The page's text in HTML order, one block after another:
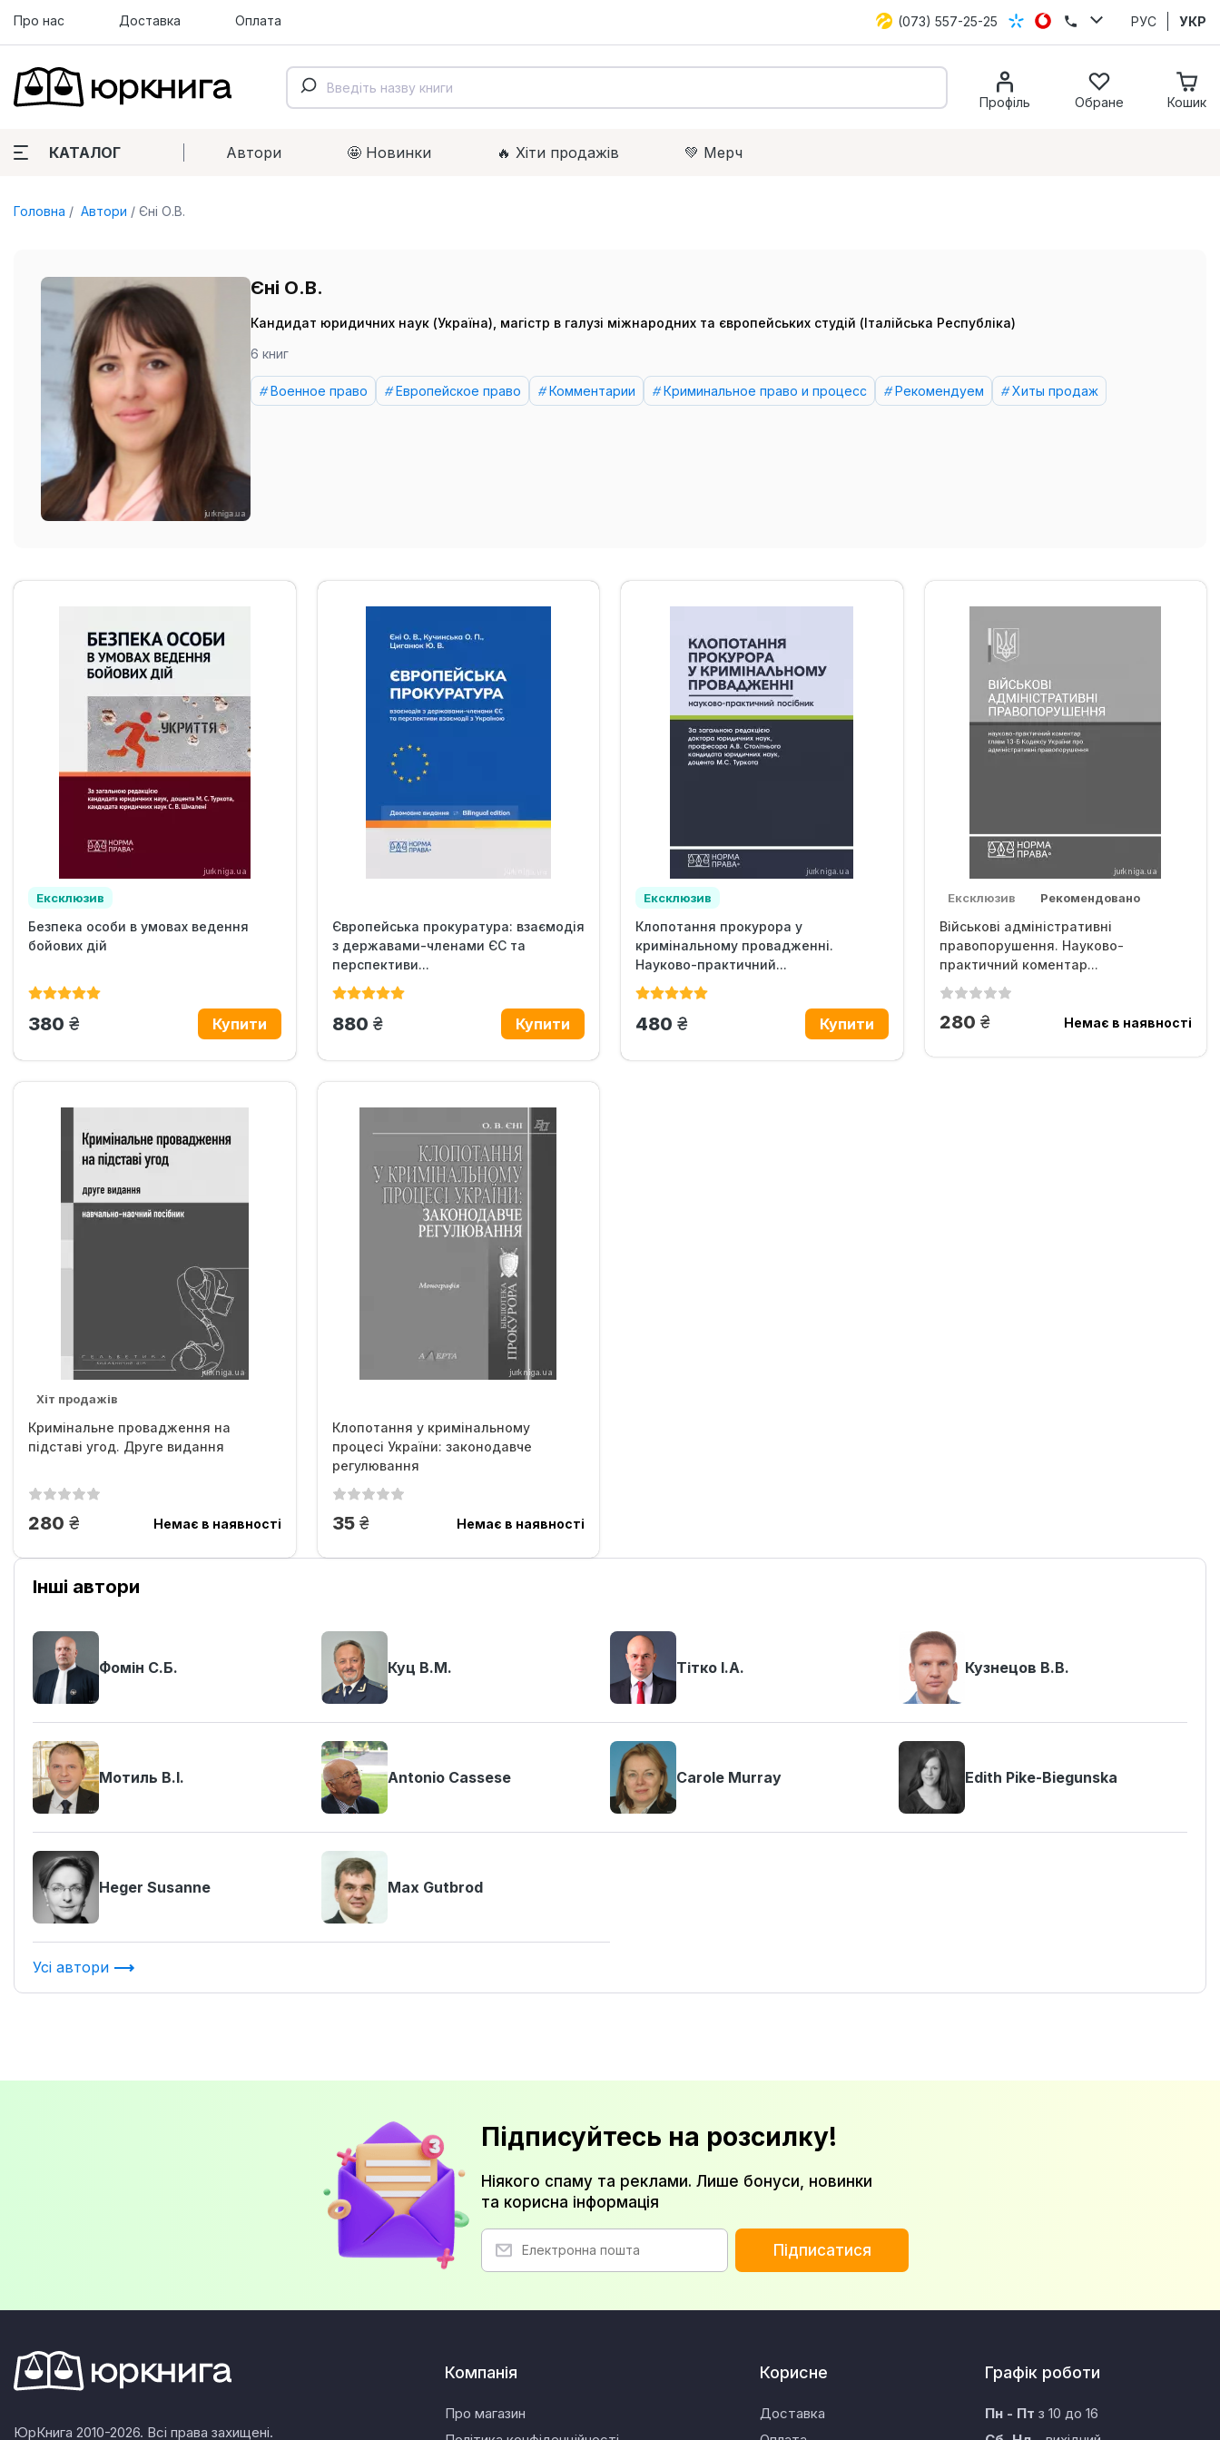
Про нас Доставка Оплата (073) 557-25-25 РУС УКР
Профіль Обране Кошик
КАТАЛОГ Автори 🤩 Новинки 🔥 Xіти продажів 💚 Мерч
Головна Автори Єні О.В.
Єні О.В.
Кандидат юридичних наук (Україна), магістр в галузі міжнародних та європейських студій (Італійська Республіка)
6 книг
Военное право Европейское право Комментарии Криминальное право и процесс Рекомендуем Хиты продаж
Ексклюзив
Безпека особи в умовах ведення
бойових дій
380 грн.
Європейська прокуратура: взаємодія
з державами-членами ЄС та
перспективи...
880 грн.
Ексклюзив
Клопотання прокурора у
кримінальному провадженні.
Науково-практичний...
480 грн.
Ексклюзив Рекомендовано
Військові адміністративні
правопорушення. Науково-
практичний коментар...
280 грн. Немає в наявності
Хіт продажів
Кримінальне провадження на
підставі угод. Друге видання
280 грн. Немає в наявності
Клопотання у кримінальному
процесі України: законодавче
регулювання
35 грн. Немає в наявності
Інші автори
Фомін С.Б. Куц В.М. Тітко І.А. Кузнецов В.В.
Мотиль В.І. Antonio Cassese Carole Murray Edith Pike-Biegunska
Heger Susanne Max Gutbrod
Усі автори
Підписуйтесь на розсилку!
Ніякого спаму та реклами. Лише бонуси, новинки
та корисна інформація
Підписатися
ЮрКнига 2010-2026. Всі права захищені.
Компанія
Про магазин
Корисне
Доставка
Графік роботи
Пн - Пт з 10 до 16